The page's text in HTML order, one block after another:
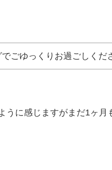
ごゆっくりお過ごしくだ
に感じますがまだ1ヶ月